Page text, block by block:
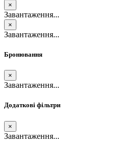
×
Завантаження...
×
Завантаження...
Бронювання
×
Завантаження...
Додаткові фільтри
×
Завантаження...